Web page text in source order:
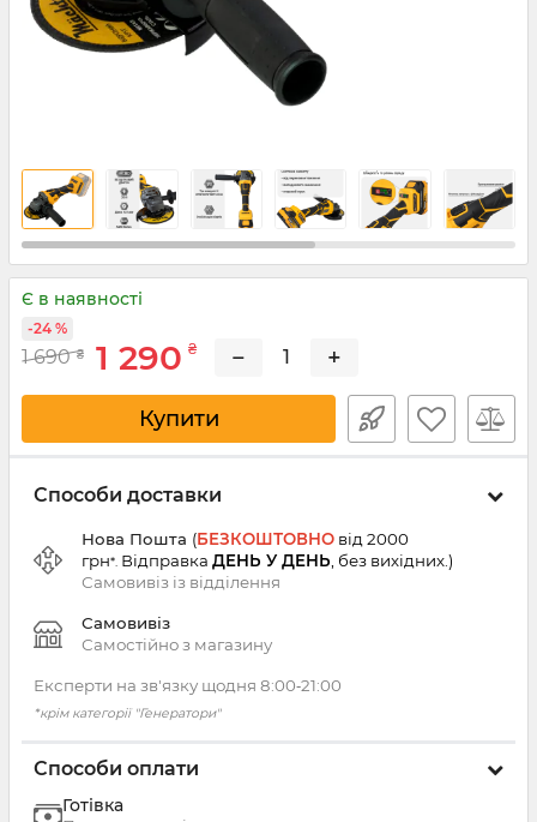
Є в наявності
1 690 ₴ 1 290 ₴
-24 %
− +
Купити
Способи доставки
Нова Пошта (БЕЗКОШТОВНО від 2000
грн*. Відправка ДЕНЬ У ДЕНЬ , без вихідних.)
Самовивіз із відділення
Самовивіз
Самостійно з магазину
Експерти на зв'язку щодня 8:00‑21:00
*крім категорії "Генератори"
Способи оплати
Готівка